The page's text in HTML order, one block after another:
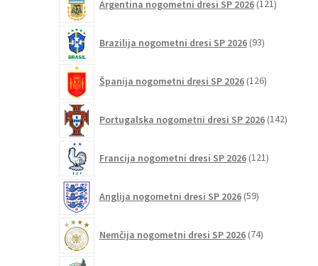
Argentina nogometni dresi SP 2026 121izdelkov
Brazilija nogometni dresi SP 2026 93izdelkov
Španija nogometni dresi SP 2026 126izdelkov
Portugalska nogometni dresi SP 2026 142
Francija nogometni dresi SP 2026 121izdelkov
Anglija nogometni dresi SP 2026 59izdelkov
Nemčija nogometni dresi SP 2026 74izdelkov